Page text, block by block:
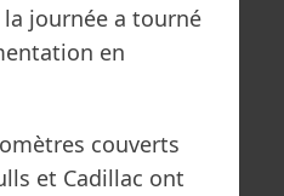
la journée a tourné
en
couverts
et Cadillac ont